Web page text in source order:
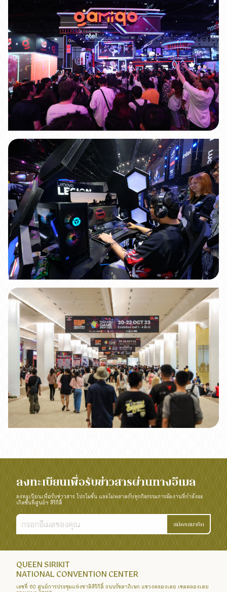
ลงทะเบียนเพื่อรับข่าวสารผ่านทางอีเมล
ลงทะเบียนเพื่อรับข่าวสาร โปรโมชั่น และไม่พลาดกับทุกกิจกรรมการจัดงานที่กำลังจะ
เกิดขึ้นที่ศูนย์ฯ สิริกิติ์
สมัครสมาชิก
QUEEN SIRIKIT
NATIONAL CONVENTION CENTER
เลขที่ 60 ศูนย์การประชุมแห่งชาติสิริกิติ์ ถนนรัชดาภิเษก แขวงคลองเตย เขตคลองเตย